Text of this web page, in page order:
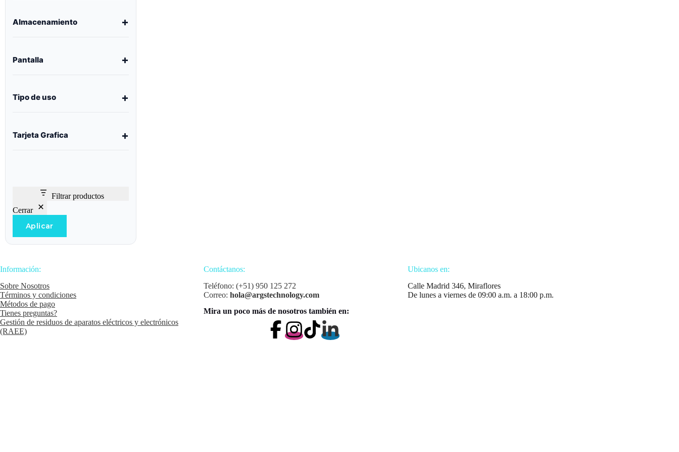
Almacenamiento
Pantalla
Tipo de uso
Tarjeta Grafica
Filtrar productos
Cerrar
Aplicar
Información:
Sobre Nosotros
Términos y condiciones
Métodos de pago
Tienes preguntas?
Gestión de residuos de aparatos eléctricos y electrónicos
(RAEE)
Contáctanos:
Teléfono: (+51) 950 125 272
Correo:hola@argstechnology.com
Mira un poco más de nosotros también en:
Ubicanos en:
Calle Madrid 346, Miraflores
De lunes a viernes de 09:00 a.m. a 18:00 p.m.